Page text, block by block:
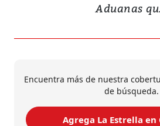
Aduanas
Encuentra más de nuestra
de búsqueda.
Agrega La Estrella en